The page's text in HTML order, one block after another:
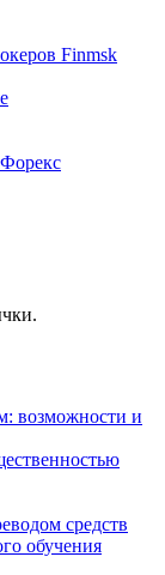
Finmsk
возможности и
средств
обучения